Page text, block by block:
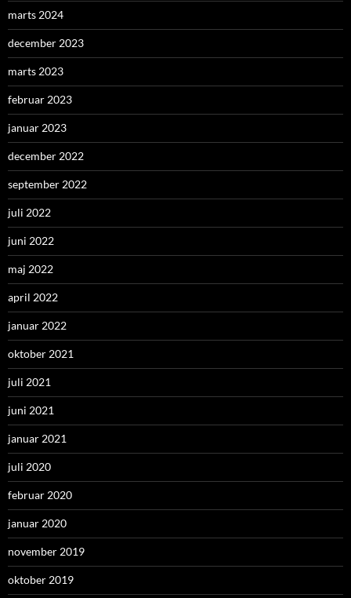
marts 2024
december 2023
marts 2023
februar 2023
januar 2023
december 2022
september 2022
juli 2022
juni 2022
maj 2022
april 2022
januar 2022
oktober 2021
juli 2021
juni 2021
januar 2021
juli 2020
februar 2020
januar 2020
november 2019
oktober 2019